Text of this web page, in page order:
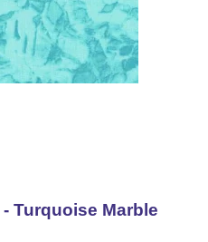
Turquoise Marble